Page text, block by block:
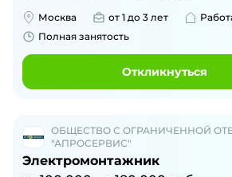
Москва от 1 до 3 лет
Полная занятость
Откликнуться
ОБЩЕСТВО С ОГРАНИЧЕННОЙ
"АПРОСЕРВИС"
Электромонтажник